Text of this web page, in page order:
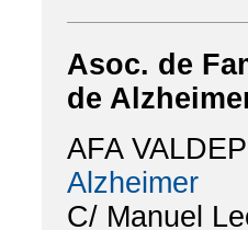
Asoc. de
de
AFA
Alzheimer
C/ Manuel